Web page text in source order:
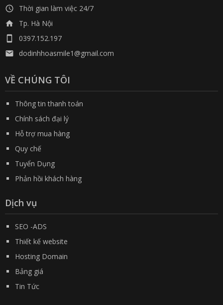
 Thời gian làm việc 24/7
 Tp. Hà Nội
 0397.152.197
 dodinhhoasmile1@gmail.com
VỀ CHÚNG TÔI
Thông tin thanh toán
Chính sách đại lý
Hỗ trợ mua hàng
Quy chế
Tuyển Dụng
Phản hồi khách hàng
Dịch vụ
SEO -ADS
Thiết kế website
Hosting Domain
Bảng giá
Tin Tức